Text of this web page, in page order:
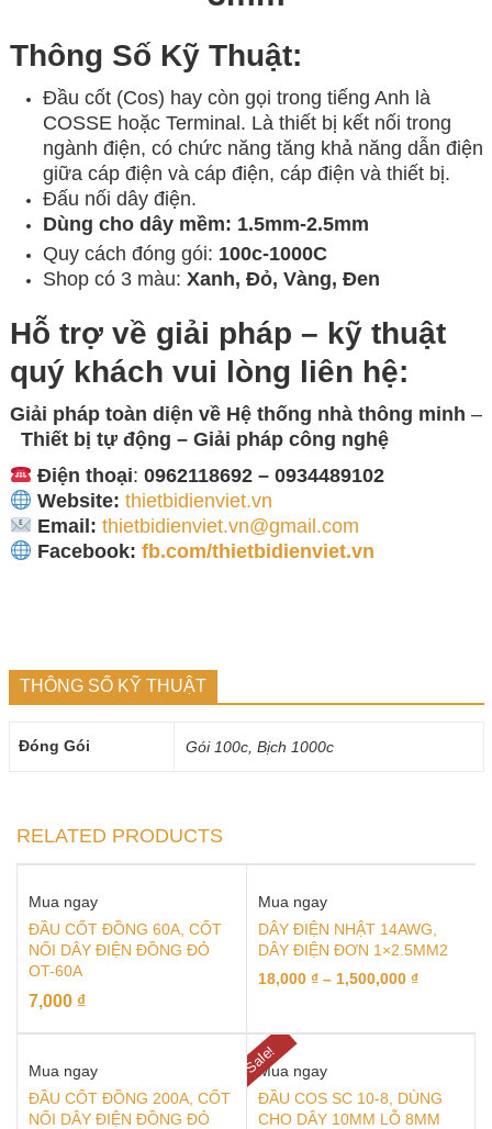
Thông Số Kỹ Thuật:
Đầu cốt (Cos) hay còn gọi trong tiếng Anh là
COSSE hoặc Terminal. Là thiết bị kết nối trong
ngành điện, có chức năng tăng khả năng dẫn điện
giữa cáp điện và cáp điện, cáp điện và thiết bị.
Đấu nối dây điện.
Dùng cho dây mềm: 1.5mm-2.5mm
Quy cách đóng gói: 100c-1000C
Shop có 3 màu: Xanh, Đỏ, Vàng, Đen
Hỗ trợ về giải pháp – kỹ thuật
quý khách vui lòng liên hệ:
Giải pháp toàn diện về Hệ thống nhà thông minh –
Thiết bị tự động – Giải pháp công nghệ
Điện thoại: 0962118692 – 0934489102
Website: thietbidienviet.vn
Email: thietbidienviet.vn@gmail.com
Facebook: fb.com/thietbidienviet.vn
THÔNG SỐ KỸ THUẬT
Đóng Gói Gói 100c, Bịch 1000c
RELATED PRODUCTS
Mua ngay
ĐẦU CỐT ĐỒNG 60A, CỐT
NỐI DÂY ĐIỆN ĐỒNG ĐỎ
OT-60A
7,000 ₫
Mua ngay
DÂY ĐIỆN NHẬT 14AWG,
DÂY ĐIỆN ĐƠN 1×2.5MM2
18,000 ₫ – 1,500,000 ₫
Mua ngay
ĐẦU CỐT ĐỒNG 200A, CỐT
NỐI DÂY ĐIỆN ĐỒNG ĐỎ
Sale!
Mua ngay
ĐẦU COS SC 10-8, DÙNG
CHO DÂY 10MM LỖ 8MM